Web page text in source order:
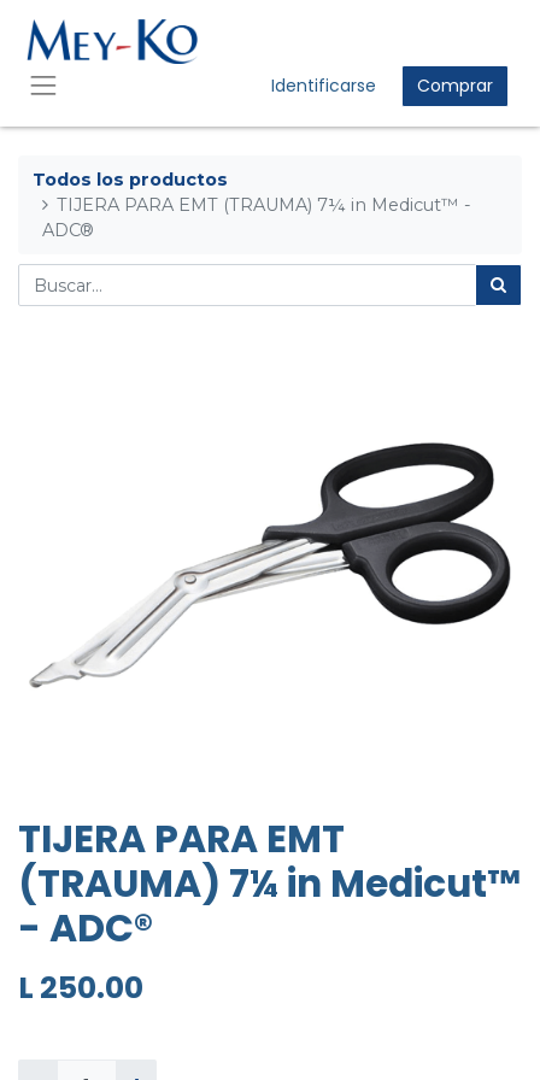
Identificarse Comprar
Todos los productos
TIJERA PARA EMT (TRAUMA) 7¼ in Medicut™ -
ADC®
TIJERA PARA EMT
(TRAUMA) 7¼ in Medicut™
- ADC®
L 250.00